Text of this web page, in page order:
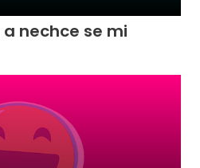
nechce se mi